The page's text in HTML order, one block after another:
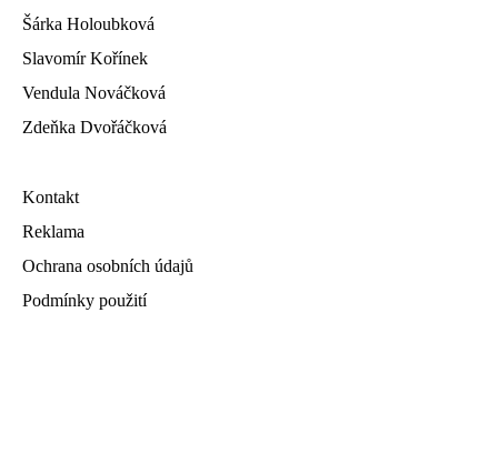
Šárka Holoubková
Slavomír Kořínek
Vendula Nováčková
Zdeňka Dvořáčková
Kontakt
Reklama
Ochrana osobních údajů
Podmínky použití